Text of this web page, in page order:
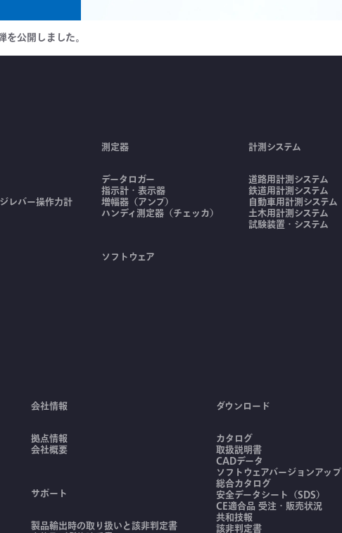
公開しました。
レバー操作力計
測定器
データロガー
指示計・表示器
増幅器（アンプ）
ハンディ測定器（チェッカ）
ソフトウェア
計測システム
道路用計測システム
鉄道用計測システム
自動車用計測システム
土木用計測システム
試験装置・システム
会社情報
拠点情報
会社概要
サポート
製品輸出時の取り扱いと該非判定書
ダウンロード
カタログ
取扱説明書
CADデータ
ソフトウェアバージョンアップ
総合カタログ
安全データシート（SDS）
CE適合品 受注・販売状況
共和技報
該非判定書